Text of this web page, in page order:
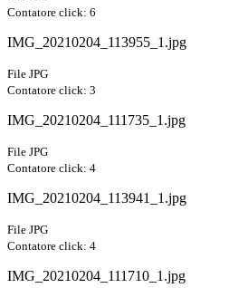
Contatore click: 6
IMG_20210204_113955_1.jpg
File JPG
Contatore click: 3
IMG_20210204_111735_1.jpg
File JPG
Contatore click: 4
IMG_20210204_113941_1.jpg
File JPG
Contatore click: 4
IMG_20210204_111710_1.jpg